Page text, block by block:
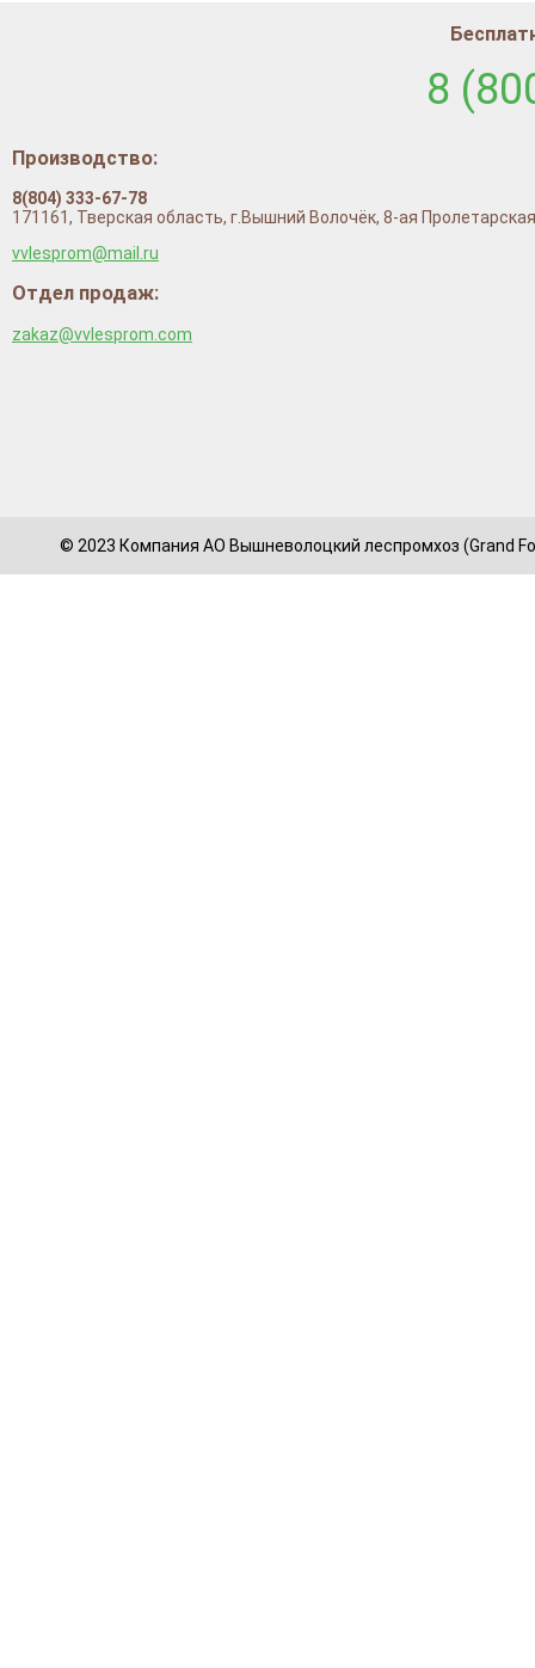
8
Производство:
8(804) 333-67-78
171161, Тверская область, г.Вышний Волочёк, 8-ая
vvlesprom@mail.ru
Отдел продаж:
zakaz@vvlesprom.com
© 2023 Компания АО Вышневолоцкий леспромхоз (Grand